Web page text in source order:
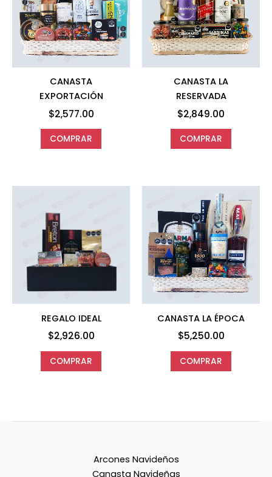
CANASTA
EXPORTACIÓN
$2,577.00
COMPRAR
CANASTA LA
RESERVADA
$2,849.00
COMPRAR
REGALO IDEAL
$2,926.00
COMPRAR
CANASTA LA ÉPOCA
$5,250.00
COMPRAR
Arcones Navideños
Canasta Navideñas